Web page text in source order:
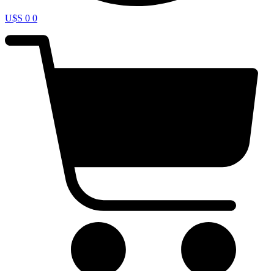
U$S 0 0